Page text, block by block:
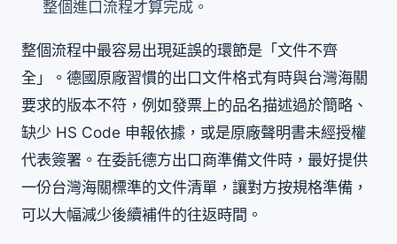
整個進口流程才算完成。
整個流程中最容易出現延誤的環節是「文件不齊
全」。德國原廠習慣的出口文件格式有時與台灣海關
要求的版本不符，例如發票上的品名描述過於簡略、
缺少 HS Code 申報依據，或是原廠聲明書未經授權
代表簽署。在委託德方出口商準備文件時，最好提供
一份台灣海關標準的文件清單，讓對方按規格準備，
可以大幅減少後續補件的往返時間。